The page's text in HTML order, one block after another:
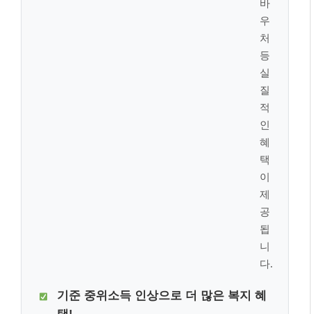
실전 예시: 청년 A씨의 주거비 부담 줄이
실제로 2026년 달라지는 정책들이 어떻게 적용될 수 있